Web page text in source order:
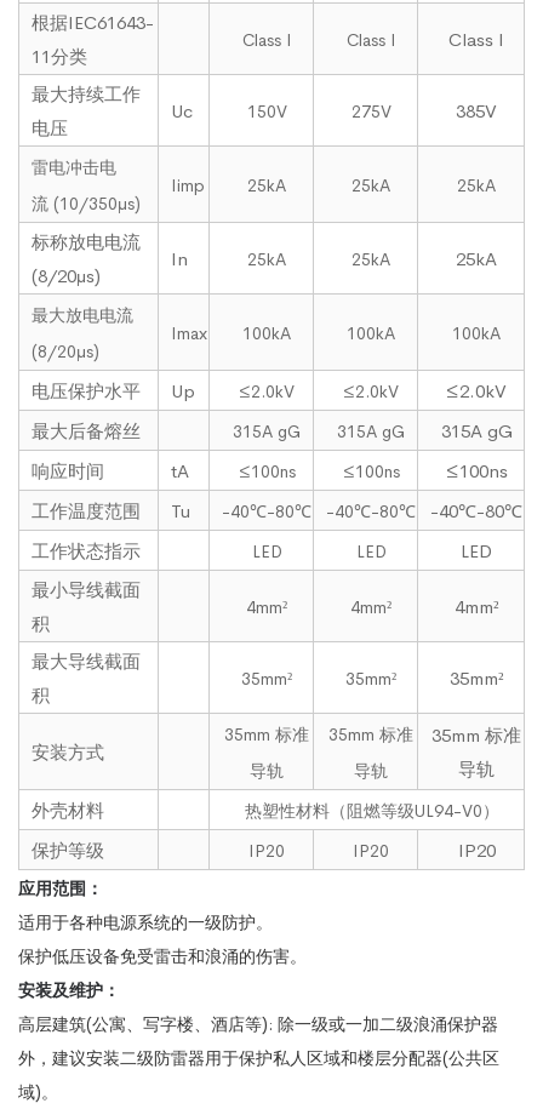
根据IEC61643-
11分类
Class I Class I Class I
最大持续工作
电压
Uc 150V 275V 385V
雷电冲击电
流 (10/350μs)
Iimp 25kA 25kA 25kA
标称放电电流
(8/20μs)
In 25kA 25kA 25kA
最大放电电流
(8/20μs)
Imax 100kA 100kA 100kA
电压保护水平 Up ≤2.0kV ≤2.0kV
≤2.0kV
最大后备熔丝
315A gG 315A gG
315A gG
响应时间
tA ≤100ns ≤100ns
≤100ns
工作温度范围
Tu -40℃-80℃ -40℃-80℃
-40℃-80℃
工作状态指示
LED LED
LED
最小导线截面
积
4mm² 4mm² 4mm²
最大导线截面
积
35mm² 35mm² 35mm²
安装方式
35mm 标准
导轨
35mm 标准
导轨
35mm 标准
导轨
外壳材料
热塑性材料（阻燃等级UL94-V0）
保护等级 IP20 IP20 IP20
应用范围：
适用于各种电源系统的一级防护。
保护低压设备免受雷击和浪涌的伤害。
安装及维护：
高层建筑(公寓、写字楼、酒店等): 除一级或一加二级浪涌保护器
外，建议安装二级防雷器用于保护私人区域和楼层分配器(公共区
域)。